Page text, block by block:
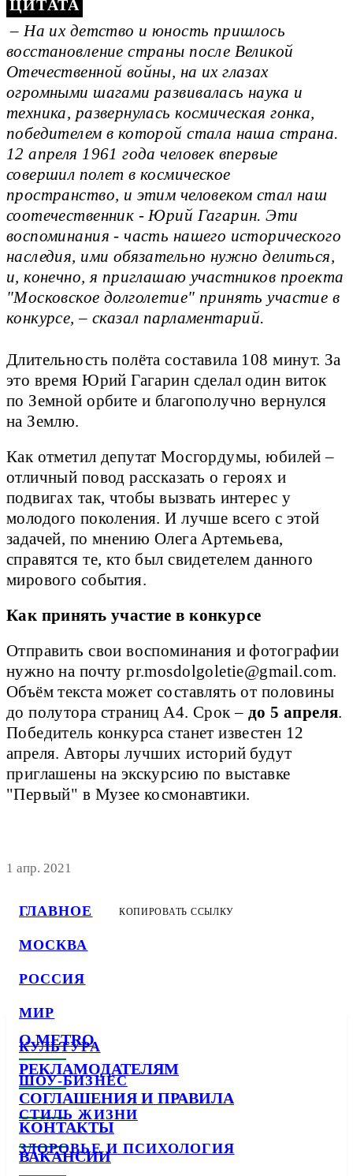
ГЛАВНОЕ
МОСКВА
РОССИЯ
МИР
КУЛЬТУРА
ШОУ-БИЗНЕС
СТИЛЬ ЖИЗНИ
ЗДОРОВЬЕ И ПСИХОЛОГИЯ
– На их детство и юность пришлось
восстановление страны после Великой
Отечественной войны, на их глазах
огромными шагами развивалась наука и
техника, развернулась космическая гонка,
победителем в которой стала наша страна.
12 апреля 1961 года человек впервые
совершил полет в космическое
пространство, и этим человеком стал наш
соотечественник - Юрий Гагарин. Эти
воспоминания - часть нашего исторического
наследия, ими обязательно нужно делиться,
и, конечно, я приглашаю участников проекта
"Московское долголетие" принять участие в
конкурсе, – сказал парламентарий.
Длительность полёта составила 108 минут. За
это время Юрий Гагарин сделал один виток
по Земной орбите и благополучно вернулся
на Землю.
Как отметил депутат Мосгордумы, юбилей –
отличный повод рассказать о героях и
подвигах так, чтобы вызвать интерес у
молодого поколения. И лучше всего с этой
задачей, по мнению Олега Артемьева,
справятся те, кто был свидетелем данного
мирового события.
Как принять участие в конкурсе
Отправить свои воспоминания и фотографии
нужно на почту pr.mosdolgoletie@gmail.com.
Объём текста может составлять от половины
до полутора страниц А4. Срок – до 5 апреля.
Победитель конкурса станет известен 12
апреля. Авторы лучших историй будут
приглашены на экскурсию по выставке
"Первый" в Музее космонавтики.
1 апр. 2021
КОПИРОВАТЬ ССЫЛКУ
О METRO
РЕКЛАМОДАТЕЛЯМ
СОГЛАШЕНИЯ И ПРАВИЛА
КОНТАКТЫ
ВАКАНСИИ